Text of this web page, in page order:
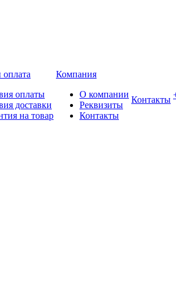
оплата
оплаты
доставки
на товар
Компания
О компании
Реквизиты
Контакты
Контакты